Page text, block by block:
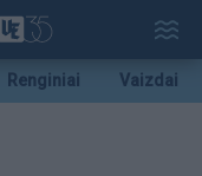
Renginiai Vaizdai